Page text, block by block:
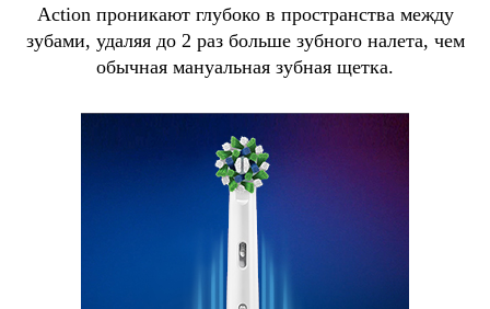
Action проникают глубоко в пространства между
зубами, удаляя до 2 раз больше зубного налета, чем
обычная мануальная зубная щетка.